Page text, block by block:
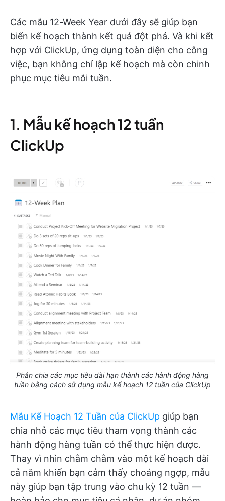
Các mẫu 12-Week Year dưới đây sẽ giúp bạn
biến kế hoạch thành kết quả đột phá. Và khi kết
hợp với ClickUp, ứng dụng toàn diện cho công
việc, bạn không chỉ lập kế hoạch mà còn chinh
phục mục tiêu mỗi tuần.
1. Mẫu kế hoạch 12 tuần
ClickUp
Phân chia các mục tiêu dài hạn thành các hành động hàng
tuần bằng cách sử dụng mẫu kế hoạch 12 tuần của ClickUp
Mẫu Kế Hoạch 12 Tuần của ClickUp giúp bạn
chia nhỏ các mục tiêu tham vọng thành các
hành động hàng tuần có thể thực hiện được.
Thay vì nhìn chằm chằm vào một kế hoạch dài
cả năm khiến bạn cảm thấy choáng ngợp, mẫu
này giúp bạn tập trung vào chu kỳ 12 tuần —